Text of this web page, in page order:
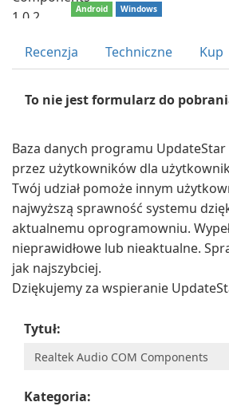
Android Windows
Recenzja Techniczne Kup
To nie jest formularz do
Baza danych programu
przez użytkowników dla
Twój udział pomoże innym
najwyższą sprawność systemu
aktualnemu oprogramowniu.
nieprawidłowe lub nieaktualne.
jak najszybciej.
Dziękujemy za wspieranie
Tytuł:
Kategoria: